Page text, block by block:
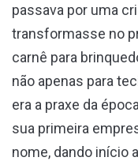
passava por uma
transformasse no
carnê para
não apenas para
era a praxe da
sua primeira
nome, dando início